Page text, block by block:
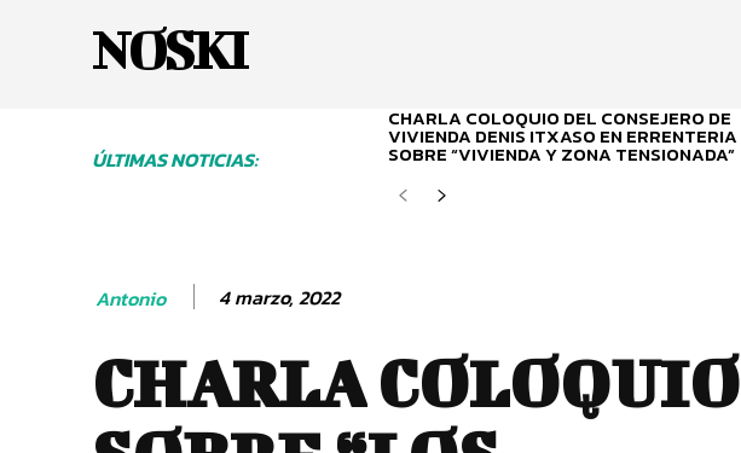
NOSKI
ÚLTIMAS NOTICIAS:
CHARLA COLOQUIO DEL CONSEJERO DE
VIVIENDA DENIS ITXASO EN ERRENTERIA
SOBRE “VIVIENDA Y ZONA TENSIONADA”
Antonio 4 marzo, 2022
CHARLA COLOQUIO